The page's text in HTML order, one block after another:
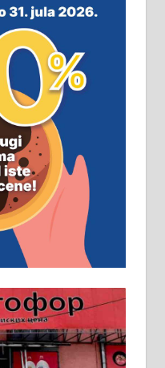
у Зеленом
Могућа
Рудник
20
Услови:
радно
сличним
смештај,
57-41-122 –
радова
и
25-28-058